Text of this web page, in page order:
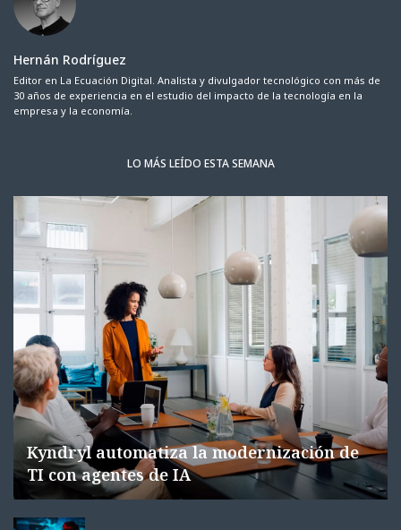
Hernán Rodríguez
Editor en La Ecuación Digital. Analista y divulgador tecnológico con más de
30 años de experiencia en el estudio del impacto de la tecnología en la
empresa y la economía.
LO MÁS LEÍDO ESTA SEMANA
Kyndryl automatiza la modernización de
TI con agentes de IA